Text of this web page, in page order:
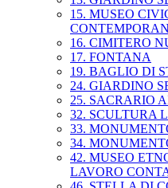
15. MUSEO
16. CIMITERO
17. FONTANA
19. BAGLIO DI
24. GIARDINO
25. SACRARIO
32. SCULTURA
33.
34.
42. MUSEO
LAVORO